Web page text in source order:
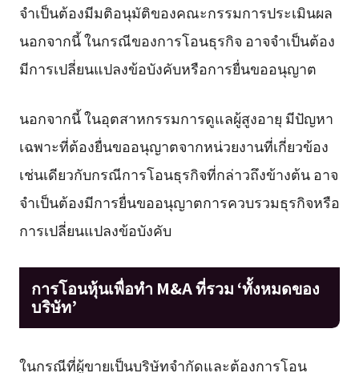
จำเป็นต้องมีมติอนุมัติของคณะกรรมการประเมินผล
นอกจากนี้ ในกรณีของการโอนธุรกิจ อาจจำเป็นต้อง
มีการเปลี่ยนแปลงข้อบังคับหรือการยื่นขออนุญาต
นอกจากนี้ ในอุตสาหกรรมการดูแลผู้สูงอายุ มีปัญหา
เฉพาะที่ต้องยื่นขออนุญาตจากหน่วยงานที่เกี่ยวข้อง
เช่นเดียวกับกรณีการโอนธุรกิจที่กล่าวถึงข้างต้น อาจ
จำเป็นต้องมีการยื่นขออนุญาตการควบรวมธุรกิจหรือ
การเปลี่ยนแปลงข้อบังคับ
การโอนหุ้นเพื่อทำ M&A ที่รวม ‘ทั้งหมดของ
บริษัท’
ในกรณีที่ผู้ขายเป็นบริษัทจำกัดและต้องการโอน